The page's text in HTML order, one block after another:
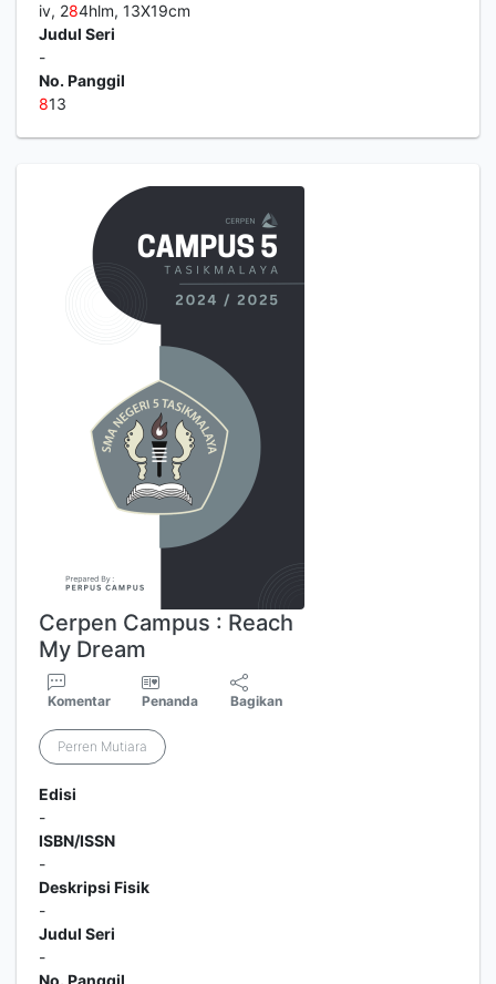
iv, 284hlm, 13X19cm
Judul Seri
-
No. Panggil
813
Cerpen Campus : Reach
My Dream
Komentar Penanda Bagikan
Perren Mutiara
Edisi
-
ISBN/ISSN
-
Deskripsi Fisik
-
Judul Seri
-
No. Panggil